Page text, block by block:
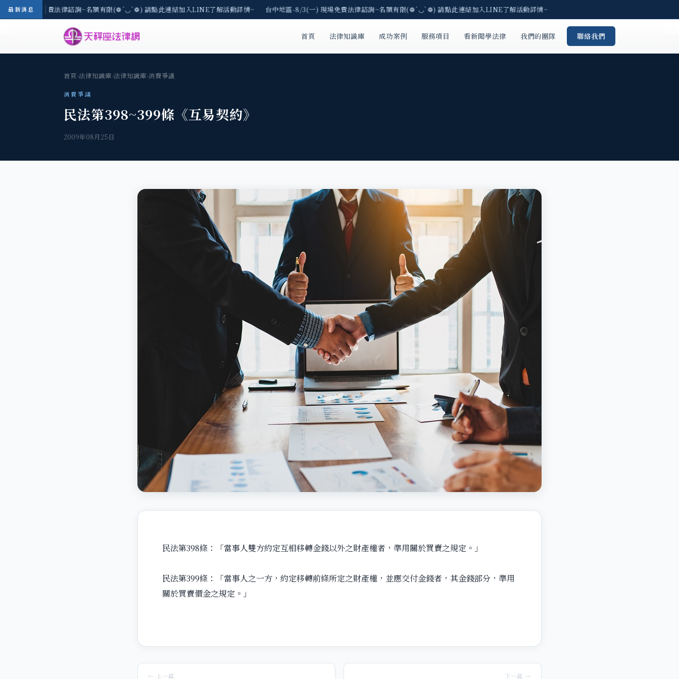
最新消息
3(一) 現場免費法律諮詢~名額有限(❁´◡`❁) 請點此連結加入LINE了解活動詳情~ 台中地區-8/3(一) 現場免費法律諮詢~名額有限(❁´◡`❁) 請點此連結加入LINE了解活動詳情~
首頁 法律知識庫 成功案例 服務項目 看新聞學法律 我們的團隊 聯絡我們
首頁›法律知識庫›法律知識庫›消費爭議
消費爭議
民法第398~399條《互易契約》
2009年08月25日
民法第398條：「當事人雙方約定互相移轉金錢以外之財產權者，準用關於買賣之規定。」
民法第399條：「當事人之一方，約定移轉前條所定之財產權，並應交付金錢者，其金錢部分，準用
關於買賣價金之規定。」
← 上一篇 下一篇 →